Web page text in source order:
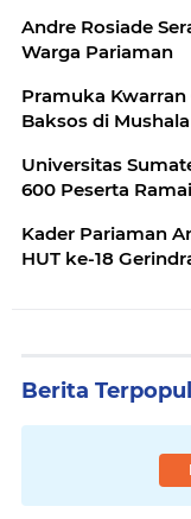
Andre Rosiade
Warga Pariaman
Pramuka Kwarran
Baksos di
Universitas
600 Peserta
Kader Pariaman
HUT ke-18
Berita